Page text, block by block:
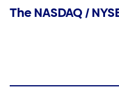
The NASDAQ /